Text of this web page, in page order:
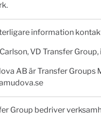
information
VD Transfer Group,
AB är Transfer Groups
Group bedriver